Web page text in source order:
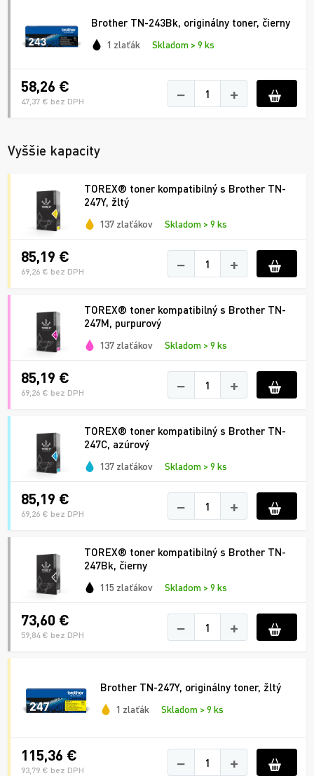
Brother TN-243Bk, originálny toner, čierny
1 zlaťák Skladom > 9 ks
58,26 €
47,37 € bez DPH − +
Vyššie kapacity
TOREX® toner kompatibilný s Brother TN-
247Y, žltý
137 zlaťákov Skladom > 9 ks
85,19 €
69,26 € bez DPH − +
TOREX® toner kompatibilný s Brother TN-
247M, purpurový
137 zlaťákov Skladom > 9 ks
85,19 €
69,26 € bez DPH − +
TOREX® toner kompatibilný s Brother TN-
247C, azúrový
137 zlaťákov Skladom > 9 ks
85,19 €
69,26 € bez DPH − +
TOREX® toner kompatibilný s Brother TN-
247Bk, čierny
115 zlaťákov Skladom > 9 ks
73,60 €
59,84 € bez DPH − +
Brother TN-247Y, originálny toner, žltý
1 zlaťák Skladom > 9 ks
115,36 €
93,79 € bez DPH − +